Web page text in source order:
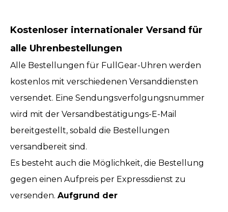
Kostenloser internationaler Versand für
alle Uhrenbestellungen
Alle Bestellungen für FullGear-Uhren werden
kostenlos mit verschiedenen Versanddiensten
versendet. Eine Sendungsverfolgungsnummer
wird mit der Versandbestätigungs-E-Mail
bereitgestellt, sobald die Bestellungen
versandbereit sind.
Es besteht auch die Möglichkeit, die Bestellung
gegen einen Aufpreis per Expressdienst zu
versenden. Aufgrund der